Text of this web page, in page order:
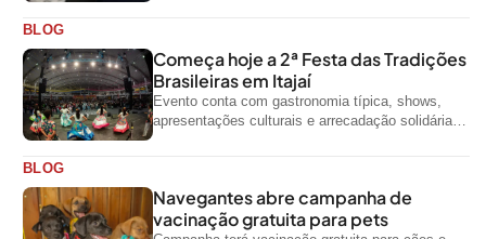
BLOG
Começa hoje a 2ª Festa das Tradições
Brasileiras em Itajaí
Evento conta com gastronomia típica, shows,
apresentações culturais e arrecadação solidária
BLOG
Navegantes abre campanha de
vacinação gratuita para pets